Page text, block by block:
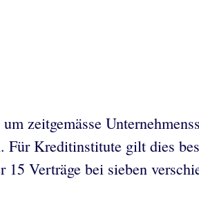
zeitgemässe
Für Kreditinstitute gilt dies
Verträge bei sieben